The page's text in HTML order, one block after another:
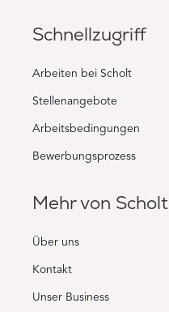
Schnellzugriff
Arbeiten bei Scholt
Stellenangebote
Arbeitsbedingungen
Bewerbungsprozess
Mehr von Scholt
Über uns
Kontakt
Unser Business